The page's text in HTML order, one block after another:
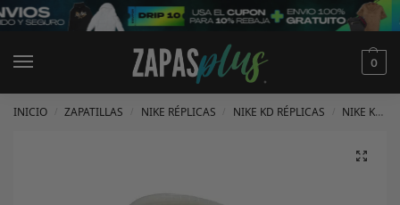
0
INICIO ZAPATILLAS NIKE RÉPLICAS NIKE KD RÉPLICAS NIKE KD 12 RÉPLICAS